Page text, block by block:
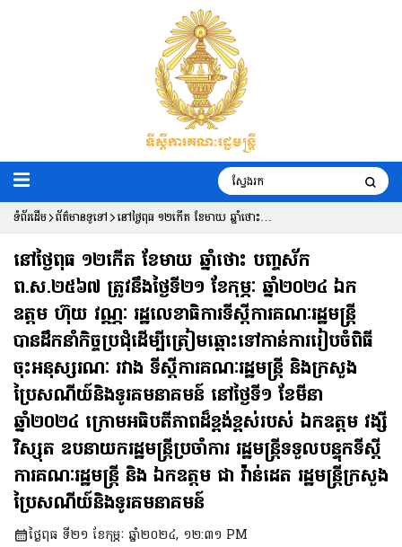
ទំព័រដើម ព័ត៌មានទូទៅ នៅថ្ងៃពុធ ១២កើត ខែមាឃ ឆ្នាំថោះ
បញ្ចស័ក ព.ស.២៥៦៧ ត្រូវនឹងថ្ងៃទី២១ ខែ
កុម្ភៈ ឆ្នាំ២០២៤ ឯកឧត្តម ហ៊ុយ វណ្ណៈ រដ្ឋ
លេខាធិការទីស្តីការគណៈរដ្ឋមន្ត្រី បានដឹកនាំ
កិច្ចប្រជុំដើម្បីត្រៀមឆ្ពោះទៅកាន់ការរៀបចំពិធី
ចុះអនុស្សរណៈ រវាង ទីស្តីការគណៈរដ្ឋមន្ត្រី
និងក្រសួងប្រៃសណីយ៍និងទូរគមនាគមន៍ នៅ
ថ្ងៃទី១ ខែមីនា ឆ្នាំ២០២៤ ក្រោមអធិបតីភាពដ៏
ខ្ពង់ខ្ពស់របស់ ឯកឧត្តម វង្សី វិស្សុត ឧបនាយក
រដ្ឋមន្ត្រីប្រចាំការ រដ្ឋមន្ត្រីទទួលបន្ទុកទីស្តីការ
គណៈរដ្ឋមន្ត្រី និង ឯកឧត្តម ជា វ៉ាន់ដេត រដ្ឋ
នៅថ្ងៃពុធ ១២កើត ខែមាឃ ឆ្នាំថោះ បញ្ចស័ក
ព.ស.២៥៦៧ ត្រូវនឹងថ្ងៃទី២១ ខែកុម្ភៈ ឆ្នាំ២០២៤ ឯក
ឧត្តម ហ៊ុយ វណ្ណៈ រដ្ឋលេខាធិការទីស្តីការគណៈរដ្ឋមន្ត្រី
បានដឹកនាំកិច្ចប្រជុំដើម្បីត្រៀមឆ្ពោះទៅកាន់ការរៀបចំពិធី
ចុះអនុស្សរណៈ រវាង ទីស្តីការគណៈរដ្ឋមន្ត្រី និងក្រសួង
ប្រៃសណីយ៍និងទូរគមនាគមន៍ នៅថ្ងៃទី១ ខែមីនា
ឆ្នាំ២០២៤ ក្រោមអធិបតីភាពដ៏ខ្ពង់ខ្ពស់របស់ ឯកឧត្តម វង្សី
វិស្សុត ឧបនាយករដ្ឋមន្ត្រីប្រចាំការ រដ្ឋមន្ត្រីទទួលបន្ទុកទីស្តី
ការគណៈរដ្ឋមន្ត្រី និង ឯកឧត្តម ជា វ៉ាន់ដេត រដ្ឋមន្ត្រីក្រសួង
ប្រៃសណីយ៍និងទូរគមនាគមន៍
ថ្ងៃពុធ ទី២១ ខែកុម្ភៈ ឆ្នាំ២០២៤, ១២:៣១ PM